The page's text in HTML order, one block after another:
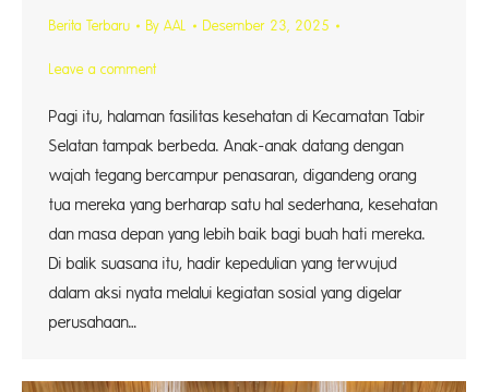
Berita Terbaru By AAL Desember 23, 2025
Leave a comment
Pagi itu, halaman fasilitas kesehatan di Kecamatan Tabir
Selatan tampak berbeda. Anak-anak datang dengan
wajah tegang bercampur penasaran, digandeng orang
tua mereka yang berharap satu hal sederhana, kesehatan
dan masa depan yang lebih baik bagi buah hati mereka.
Di balik suasana itu, hadir kepedulian yang terwujud
dalam aksi nyata melalui kegiatan sosial yang digelar
perusahaan…